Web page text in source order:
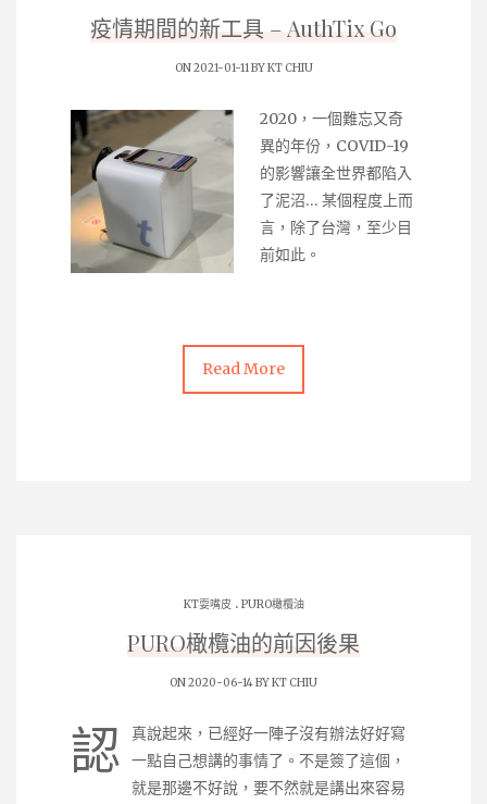
疫情期間的新工具 – AuthTix Go
ON 2021-01-11 BYKT CHIU
2020，一個難忘又奇
異的年份，COVID-19
的影響讓全世界都陷入
了泥沼… 某個程度上而
言，除了台灣，至少目
前如此。
Read More
KT耍嘴皮 . PURO橄欖油
PURO橄欖油的前因後果
ON 2020-06-14 BYKT CHIU
認
真說起來，已經好一陣子沒有辦法好好寫
一點自己想講的事情了。不是簽了這個，
就是那邊不好說，要不然就是講出來容易